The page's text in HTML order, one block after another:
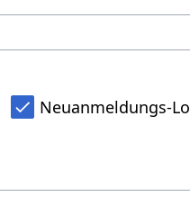
Neuanmeldungs-